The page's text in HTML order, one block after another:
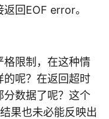
回EOF error。
格限制，在这种情
的呢？在返回超时
分数据了呢？这个
果也未必能反映出